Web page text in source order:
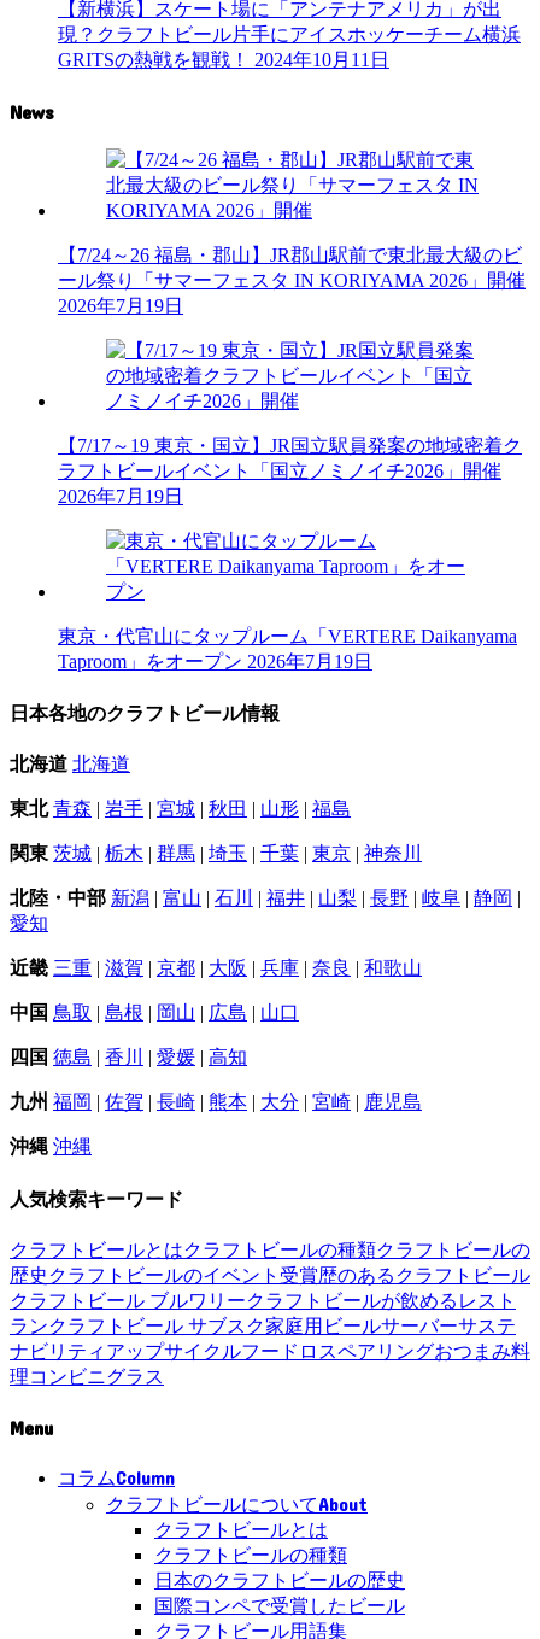
【新横浜】スケート場に「アンテナアメリカ」が出
現？クラフトビール片手にアイスホッケーチーム横浜
GRITSの熱戦を観戦！
2024年10月11日
News
【7/24～26 福島・郡山】JR郡山駅前で東北最大級のビ
ール祭り「サマーフェスタ IN KORIYAMA 2026」開催
2026年7月19日
【7/17～19 東京・国立】JR国立駅員発案の地域密着ク
ラフトビールイベント「国立ノミノイチ2026」開催
2026年7月19日
東京・代官山にタップルーム「VERTERE Daikanyama
Taproom」をオープン 2026年7月19日
日本各地のクラフトビール情報
北海道 北海道
東北 青森 | 岩手 | 宮城 | 秋田 | 山形 | 福島
関東 茨城 | 栃木 | 群馬 | 埼玉 | 千葉 | 東京 | 神奈川
北陸・中部 新潟 | 富山 | 石川 | 福井 | 山梨 | 長野 | 岐阜 | 静岡 |
愛知
近畿 三重 | 滋賀 | 京都 | 大阪 | 兵庫 | 奈良 | 和歌山
中国 鳥取 | 島根 | 岡山 | 広島 | 山口
四国 徳島 | 香川 | 愛媛 | 高知
九州 福岡 | 佐賀 | 長崎 | 熊本 | 大分 | 宮崎 | 鹿児島
沖縄 沖縄
人気検索キーワード
クラフトビールとはクラフトビールの種類クラフトビールの
歴史 クラフトビールのイベント 受賞歴のあるクラフトビール
クラフトビール ブルワリークラフトビールが飲めるレスト
ランクラフトビール サブスク家庭用ビールサーバーサステ
ナビリティ アップサイクルフードロスペアリングおつまみ料
理コンビニグラス
Menu
コラムColumn
クラフトビールについてAbout
クラフトビールとは
クラフトビールの種類
日本のクラフトビールの歴史
国際コンペで受賞したビール
クラフトビール用語集